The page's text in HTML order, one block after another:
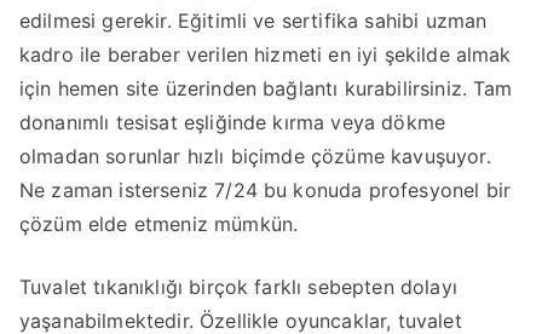
edilmesi gerekir. Eğitimli ve sertifika sahibi uzman
kadro ile beraber verilen hizmeti en iyi şekilde almak
için hemen site üzerinden bağlantı kurabilirsiniz. Tam
donanımlı tesisat eşliğinde kırma veya dökme
olmadan sorunlar hızlı biçimde çözüme kavuşuyor.
Ne zaman isterseniz 7/24 bu konuda profesyonel bir
çözüm elde etmeniz mümkün.
Tuvalet tıkanıklığı birçok farklı sebepten dolayı
yaşanabilmektedir. Özellikle oyuncaklar, tuvalet